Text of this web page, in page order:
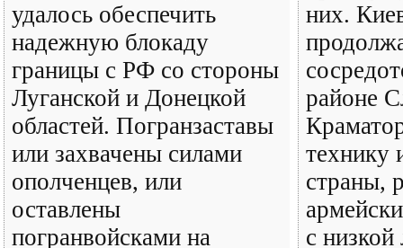
удалось обеспечить
надежную блокаду
границы с РФ со стороны
Луганской и Донецкой
областей. Погранзаставы
или захвачены силами
ополченцев, или
оставлены
погранвойсками на
них.
районе
технику
страны,
с низкой